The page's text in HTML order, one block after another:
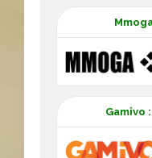
Gamivo